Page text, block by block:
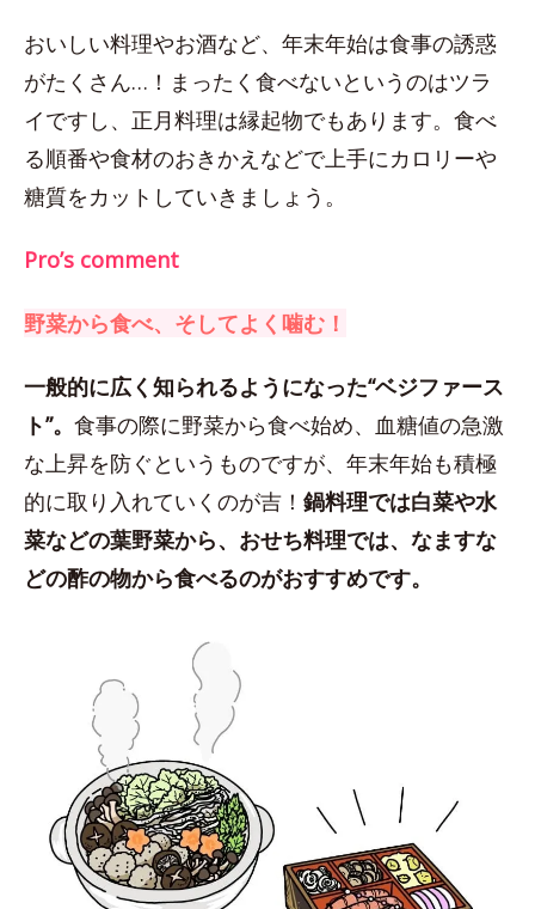
おいしい料理やお酒など、年末年始は食事の誘惑
がたくさん…！まったく食べないというのはツラ
イですし、正月料理は縁起物でもあります。食べ
る順番や食材のおきかえなどで上手にカロリーや
糖質をカットしていきましょう。
Pro’s comment
野菜から食べ、そしてよく噛む！
一般的に広く知られるようになった“ベジファース
ト”。 食事の際に野菜から食べ始め、血糖値の急激
な上昇を防ぐというものですが、年末年始も積極
的に取り入れていくのが吉！ 鍋料理では白菜や水
菜などの葉野菜から、おせち料理では、なますな
どの酢の物から食べるのがおすすめです。